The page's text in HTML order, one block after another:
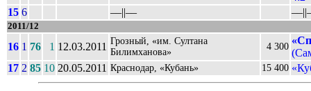
15 6 ––||––
2011/12
16 1 76 1 12.03.2011 Грозный, «им. Султана
Билимханова»
4 300
17 2 85 10 20.05.2011 Краснодар, «Кубань» 15 400